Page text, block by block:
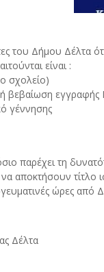
του Δήμου Δέλτα
είναι :
σχολείο)
βεβαίωση εγγραφής
γέννησης
παρέχει τη
αποκτήσουν τίτλο
ώρες από
Δέλτα